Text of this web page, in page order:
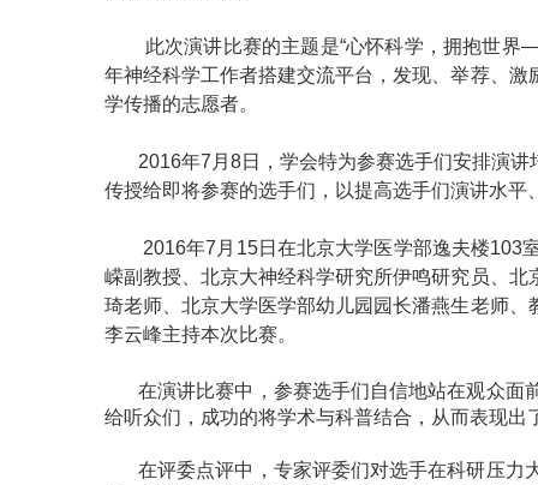
此次演讲比赛的主题是“心怀科学，拥抱世界
年神经科学工作者搭建交流平台，发现、举荐、
学传播的志愿者。
2016年7 月 8日，学会特为参赛选手们安排演
传授给即将参赛的选手们，以提高选手们演讲水平
2016年7 月 15日在北京大学医学部逸夫楼103
嵘副教授、北京大神经科学研究所伊鸣研究员、
琦老师、北京大学医学部幼儿园园长潘燕生老师
李云峰主持本次比赛。
在演讲比赛中，参赛选手们自信地站在观众面
给听众们，成功的将学术与科普结合，从而表现
在评委点评中，专家评委们对选手在科研压力